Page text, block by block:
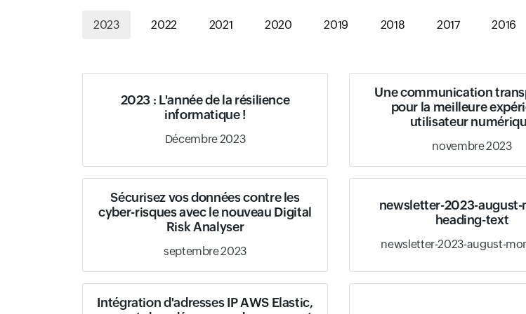
2023 2022 2021 2020 2019 2018 2017 2016
2023 : L'année de la résilience
informatique !
Décembre 2023
Une communication
pour la meilleure
utilisateur
novembre 2023
Sécurisez vos données contre les
cyber-risques avec le nouveau Digital
Risk Analyser
septembre 2023
newsletter-2023-
heading-text
newsletter-2023-august-
Intégration d'adresses IP AWS Elastic,